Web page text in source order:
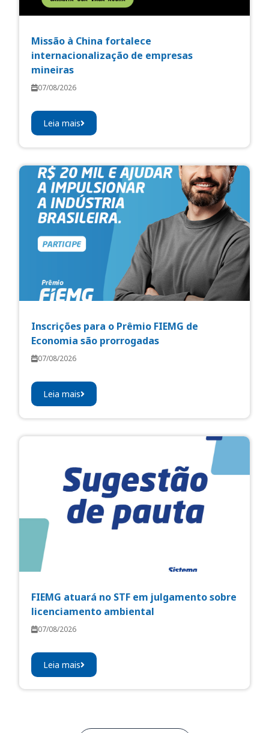
Missão à China fortalece
internacionalização de empresas
mineiras
07/08/2026
Leia mais
Inscrições para o Prêmio FIEMG de
Economia são prorrogadas
07/08/2026
Leia mais
FIEMG atuará no STF em julgamento sobre
licenciamento ambiental
07/08/2026
Leia mais